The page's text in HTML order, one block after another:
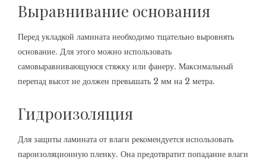
Выравнивание основания
Перед укладкой ламината необходимо тщательно выровнять
основание. Для этого можно использовать
самовыравнивающуюся стяжку или фанеру. Максимальный
перепад высот не должен превышать 2 мм на 2 метра.
Гидроизоляция
Для защиты ламината от влаги рекомендуется использовать
пароизоляционную пленку. Она предотвратит попадание влаги